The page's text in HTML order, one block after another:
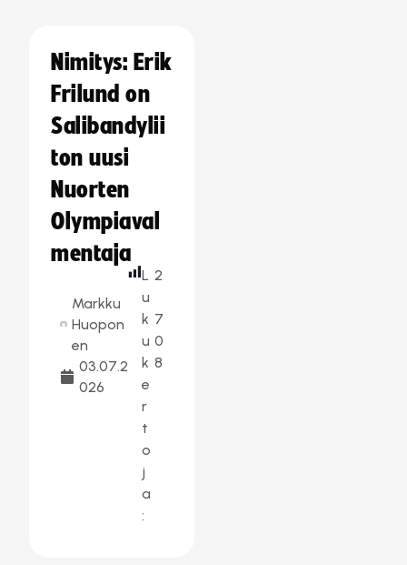
Nimitys: Erik
Frilund on
Salibandylii
ton uusi
Nuorten
Olympiaval
mentaja
Markku
Huopon
en
03.07.2
026
L
u
k
u
k
e
r
t
o
j
a
:
2
7
0
8